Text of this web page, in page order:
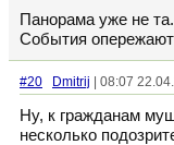
Панорама уже не та.
События
#20 Dmitrij | 08:07
Ну, к гражданам
несколько